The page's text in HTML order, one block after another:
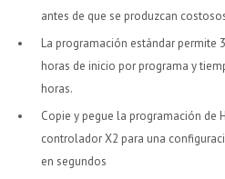
antes de que se produzcan
La programación estándar permite
horas de inicio por programa y
horas.
Copie y pegue la programación de
controlador X2 para una
en segundos
puede variar por
puede variar por